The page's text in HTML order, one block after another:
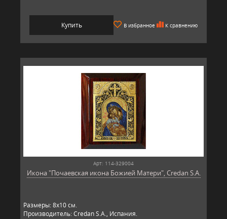
Купить В избранное К сравнению
Арт: 114-329004
Икона "Почаевская икона Божией Матери", Credan S.A.
Размеры: 8х10 см.
Производитель: Credan S.A., Испания.